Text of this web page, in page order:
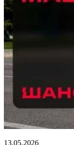
13.05.2026